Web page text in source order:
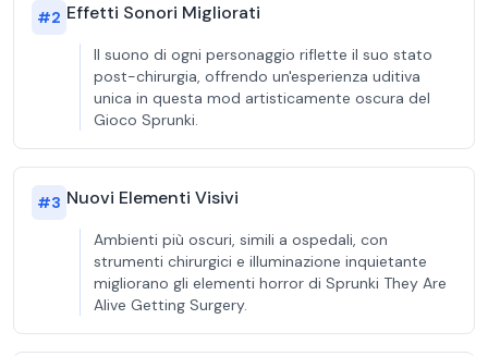
#2 Effetti Sonori Migliorati
Il suono di ogni personaggio riflette il suo stato
post-chirurgia, offrendo un'esperienza uditiva
unica in questa mod artisticamente oscura del
Gioco Sprunki.
#3 Nuovi Elementi Visivi
Ambienti più oscuri, simili a ospedali, con
strumenti chirurgici e illuminazione inquietante
migliorano gli elementi horror di Sprunki They Are
Alive Getting Surgery.